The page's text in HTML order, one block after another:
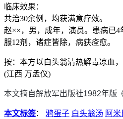
临床效果：
共治30余例，均获满意疗效。
赵××，男，成年，演员。患病已
服12剂，诸症皆除，病获痊愈。
按：本方以白头翁清热解毒凉血
(江西 万孟仪)
本文摘自解放军出版社1982年版
本文标签： 鸦蛋子 白头翁汤 阿